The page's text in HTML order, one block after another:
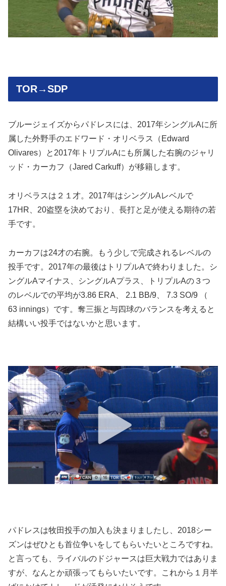
TOR→SDP
ブルージェイズからパドレスには、2017年シングルAに所
属した外野手のエドワード・オリベラス（Edward
Olivares）と2017年トリプルAにも所属した右腕のジャリ
ッド・カーカフ（Jared Carkuff）が移籍します。
オリベラスは２１才。2017年はシングルAレベルで
17HR、20盗塁を決めており、長打と足が使える期待の若
手です。
カーカフは24才の右腕。もう少しで完成されるレベルの
投手です。2017年の最後はトリプルAで終わりました。シ
ングルAマイナス、シングルAプラス、トリプルAの３つ
のレベルでの平均が3.86 ERA、 2.1 BB/9、 7.3 SO/9 （
63 innings）です。奪三振と与四球のバランスを考えると
結構いい投手ではないかと思います。
パドレスは牧田投手の加入も決まりましたし、2018シー
ズンはぜひとも首位争いをしてもらいたいところですね。
と言っても、ライバルのドジャースは巨大戦力ではありま
すが、なんとか頑張ってもらいたいです。これから１月半